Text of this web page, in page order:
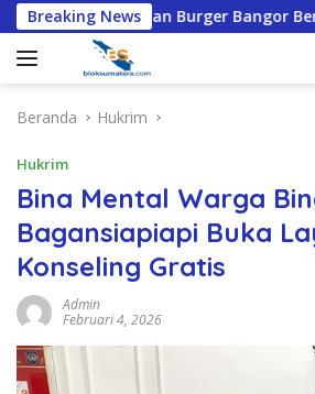
Langsung
ke
konten
Breaking News
Burger Bangor Berkolaborasi,
Beranda Hukrim
Hukrim
Bina Mental Warga
Bagansiapiapi Buka
Konseling Gratis
Admin
Februari 4, 2026